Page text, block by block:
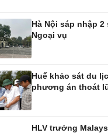
Hà Nội sáp nhập
Ngoại vụ
Huế khảo sát du
phương án thoát
HLV trưởng